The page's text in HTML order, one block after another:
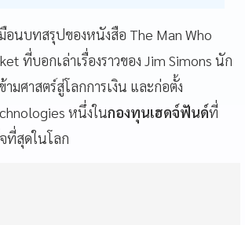
อนบทสรุปของหนังสือ The Man Who
ที่บอกเล่าเรื่องราวของ Jim Simons นัก
มศาสตร์สู่โลกการเงิน และก่อตั้ง
หนึ่งในกองทุนเฮดจ์ฟันด์ที่
ที่สุดในโลก